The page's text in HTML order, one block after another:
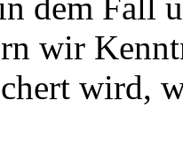
wir
wird,